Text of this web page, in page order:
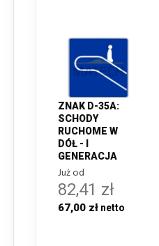
ZNAK D-35A:
SCHODY
RUCHOME W
DÓŁ - I
GENERACJA
Już od
82,41 zł
67,00 zł